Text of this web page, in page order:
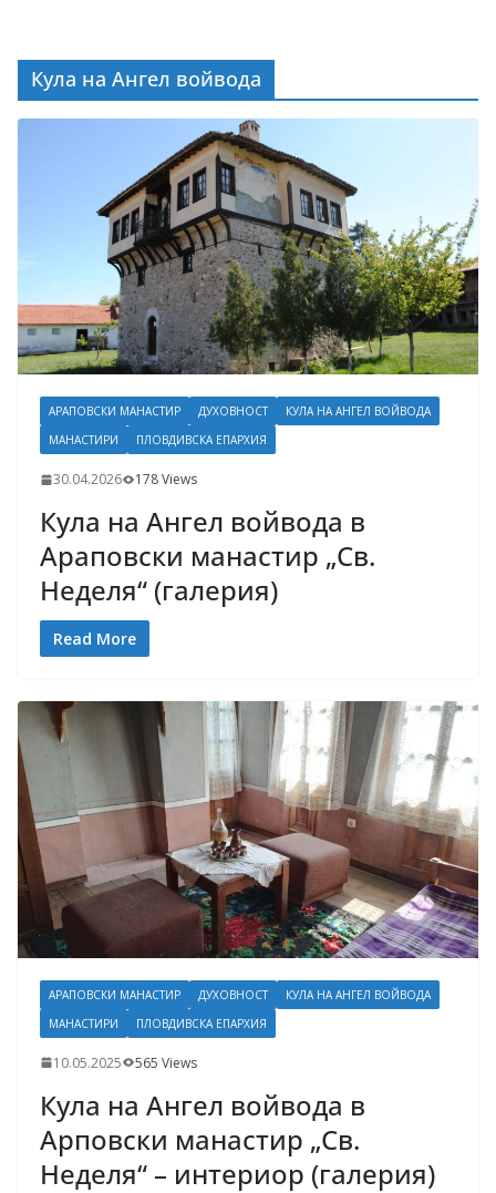
Кула на Ангел войвода
АРАПОВСКИ МАНАСТИР ДУХОВНОСТ
КУЛА НА АНГЕЛ ВОЙВОДА
МАНАСТИРИ
ПЛОВДИВСКА ЕПАРХИЯ
30.04.2026 178 Views
Кула на Ангел войвода в
Араповски манастир „Св.
Неделя“ (галерия)
Read More
АРАПОВСКИ МАНАСТИР ДУХОВНОСТ
КУЛА НА АНГЕЛ ВОЙВОДА
МАНАСТИРИ
ПЛОВДИВСКА ЕПАРХИЯ
10.05.2025 565 Views
Кула на Ангел войвода в
Арповски манастир „Св.
Неделя“ – интериор (галерия)